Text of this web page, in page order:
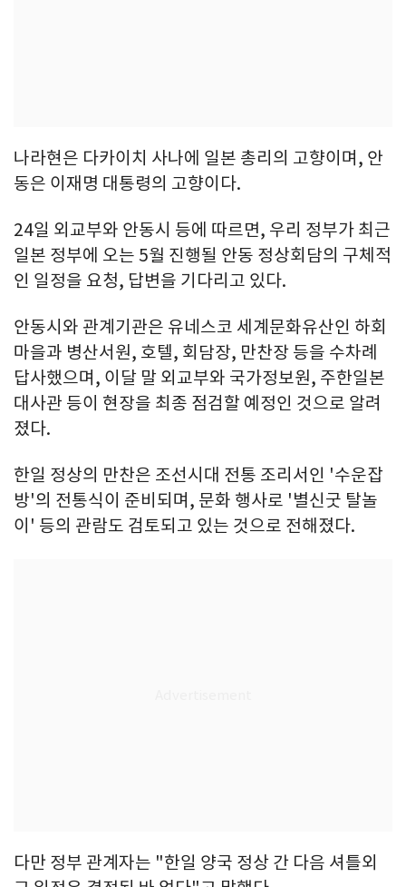
나라현은 다카이치 사나에 일본 총리의 고향이며, 안
동은 이재명 대통령의 고향이다.
24일 외교부와 안동시 등에 따르면, 우리 정부가 최근
일본 정부에 오는 5월 진행될 안동 정상회담의 구체적
인 일정을 요청, 답변을 기다리고 있다.
안동시와 관계기관은 유네스코 세계문화유산인 하회
마을과 병산서원, 호텔, 회담장, 만찬장 등을 수차례
답사했으며, 이달 말 외교부와 국가정보원, 주한일본
대사관 등이 현장을 최종 점검할 예정인 것으로 알려
졌다.
한일 정상의 만찬은 조선시대 전통 조리서인 '수운잡
방'의 전통식이 준비되며, 문화 행사로 '별신굿 탈놀
이' 등의 관람도 검토되고 있는 것으로 전해졌다.
다만 정부 관계자는 "한일 양국 정상 간 다음 셔틀외